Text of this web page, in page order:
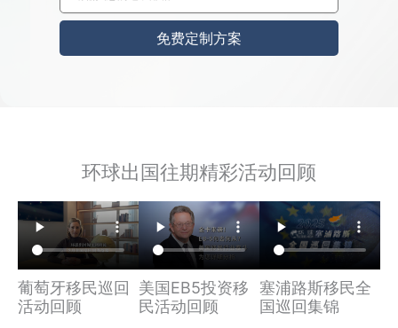
a
8
免费定制方案
环球出国往期精彩活动回顾
葡萄牙移民巡回
活动回顾
美国EB5投资移
民活动回顾
塞浦路斯移民全
国巡回集锦